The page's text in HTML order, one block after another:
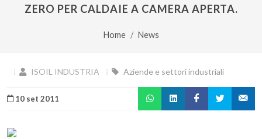
ZERO PER CALDAIE A CAMERA APERTA.
Home News
ISOIL INDUSTRIA Aziende e settori industriali
10 set 2011